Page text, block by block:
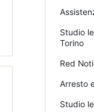
Studio
Torino
Red
Arresto
Studio